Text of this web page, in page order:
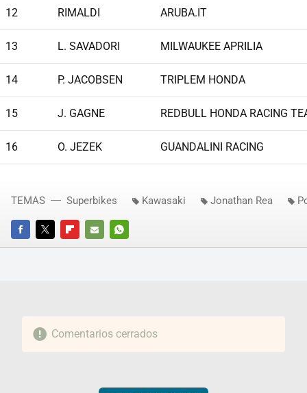
12 RIMALDI ARUBA.IT
13 L. SAVADORI MILWAUKEE APRILIA
14 P. JACOBSEN TRIPLEM HONDA
15 J. GAGNE REDBULL HONDA RACING
16 O. JEZEK GUANDALINI RACING
FACEBOOKTWITTERFLIPBOARD
E-
WHATSAPP
TEMAS Superbikes Kawasaki Jonathan Rea
Comentarios cerrados